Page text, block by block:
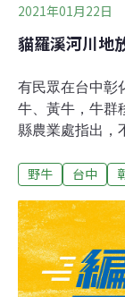
2021年01月22日
貓羅溪河川地
有民眾在台中彰
牛、黃牛，牛群
縣農業處指出，
貓羅溪靠近彰
往貓羅溪的便橋
過民眾擠在便橋
眾檢舉在河川地
府農業局以及經
野牛 台中